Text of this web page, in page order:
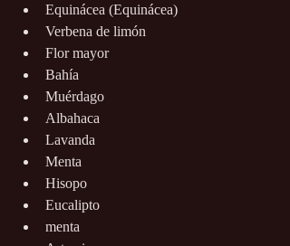
Equinácea (Equinácea)
Verbena de limón
Flor mayor
Bahía
Muérdago
Albahaca
Lavanda
Menta
Hisopo
Eucalipto
menta